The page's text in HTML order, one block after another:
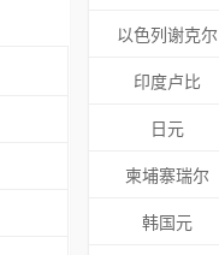
以色列谢克尔
印度卢比
日元
柬埔寨瑞尔
韩国元